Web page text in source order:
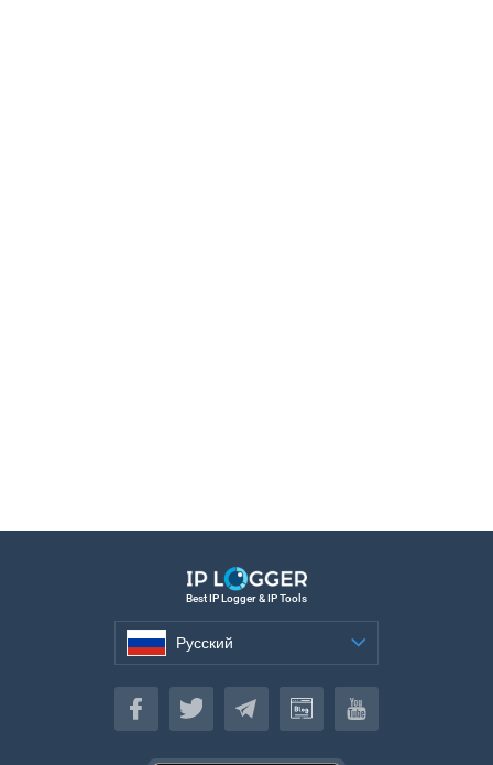
Best IP Logger & IP Tools
Русский
Русский